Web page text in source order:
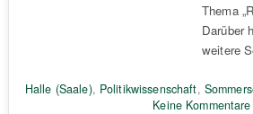
Thema
Darüber
weitere
Halle (Saale), Politikwissenschaft,
Keine Kommentare